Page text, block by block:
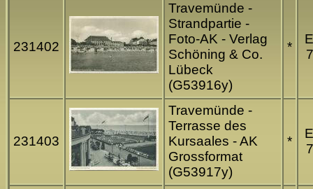
231402
Travemünde -
Strandpartie -
Foto-AK - Verlag
Schöning & Co.
Lübeck
(G53916y)
*
231403
Travemünde -
Terrasse des
Kursaales - AK
Grossformat
(G53917y)
*